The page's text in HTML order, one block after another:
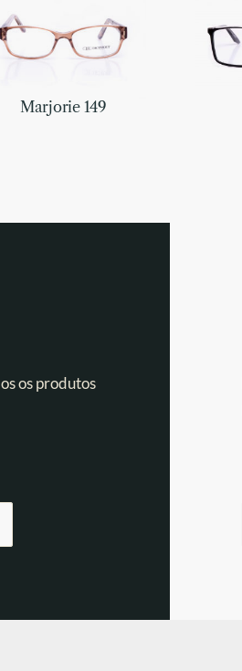
Marjorie 149
os produtos